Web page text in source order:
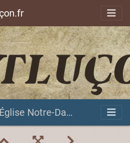
Église Notre-Dame